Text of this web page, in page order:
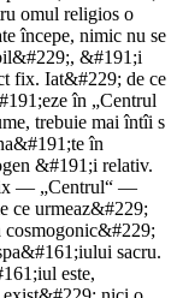
omul religios o
începe, nimic nu se
&#191;i
fix. Iat&#229; de ce
în „Centrul
trebuie mai întîi s
în
&#191;i relativ.
fix — „Centrul“ —
ce urmeaz&#229;
cosmogonic&#229;
sacru.
este,